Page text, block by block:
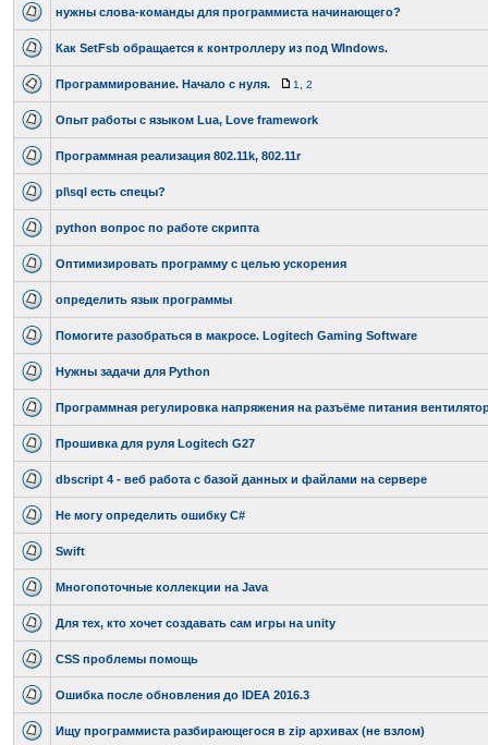
нужны слова-команды для программиста начинающего?
Как SetFsb обращается к контроллеру из под WIndows.
Программирование. Начало с нуля. 1 2
Опыт работы с языком Lua, Love framework
Программная реализация 802.11k, 802.11r
pl\sql есть спецы?
python вопрос по работе скрипта
Оптимизировать программу с целью ускорения
определить язык программы
Помогите разобраться в макросе. Logitech Gaming Software
Нужны задачи для Python
Программная регулировка напряжения на разъёме питания
Прошивка для руля Logitech G27
dbscript 4 - веб работа с базой данных и файлами на сервере
Не могу определить ошибку C#
Swift
Многопоточные коллекции на Java
Для тех, кто хочет создавать сам игры на unity
CSS проблемы помощь
Ошибка после обновления до IDEA 2016.3
Ищу программиста разбирающегося в zip архивах (не взлом)